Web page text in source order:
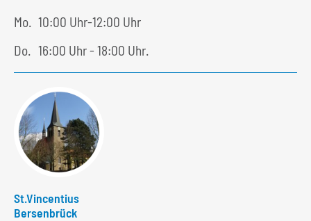
Mo. 10:00 Uhr-12:00 Uhr
Do. 16:00 Uhr - 18:00 Uhr.
St.Vincentius
Bersenbrück